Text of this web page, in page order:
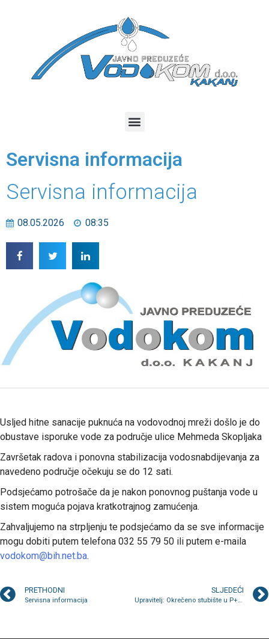
Servisna informacija
Servisna informacija
08.05.2026 08:35
Usljed hitne sanacije puknuća na vodovodnoj mreži došlo je do
obustave isporuke vode za područje ulice Mehmeda Skopljaka
Završetak radova i ponovna stabilizacija vodosnabdijevanja za
navedeno područje očekuju se do 12 sati.
Podsjećamo potrošače da je nakon ponovnog puštanja vode u
sistem moguća pojava kratkotrajnog zamućenja.
Zahvaljujemo na strpljenju te podsjećamo da se sve informacije
mogu dobiti putem telefona 032 55 79 50 ili putem e-maila
vodokom@bih.net.ba.
PRETHODNI
Servisna informacija
SLJEDEĆI
Upravitelj: Okrečeno stubište u P+3+M